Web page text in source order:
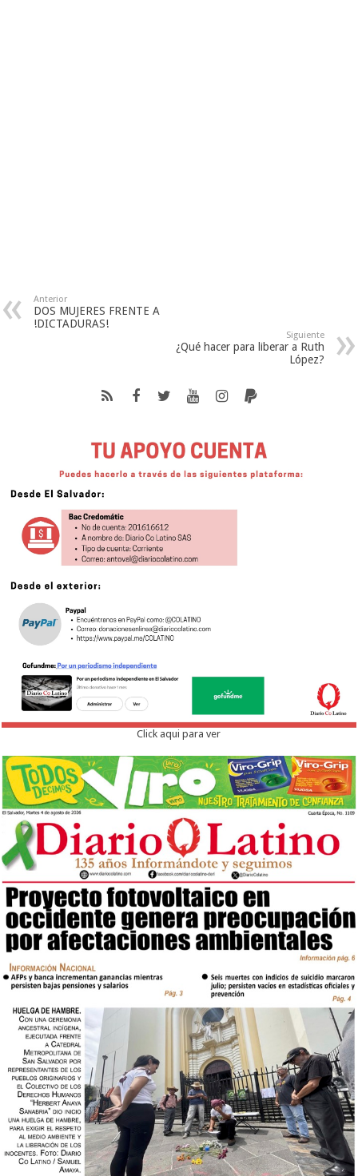
Anterior
DOS MUJERES FRENTE A
!DICTADURAS!
Siguiente
¿Qué hacer para liberar a Ruth
López?
Click aqui para ver